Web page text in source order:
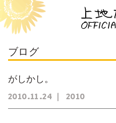
ブログ
がしかし。
2010 11 24 2010